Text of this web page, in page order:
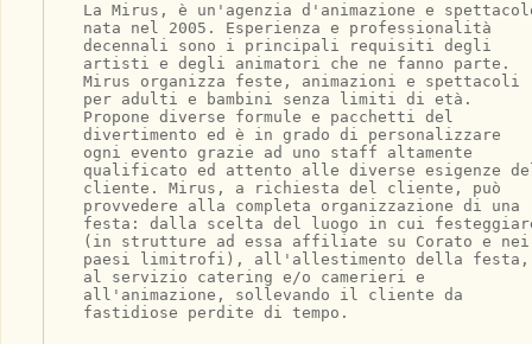
La Mirus, è un'agenzia d'animazione e
nata nel 2005. Esperienza e professionalità
decennali sono i principali requisiti degli
artisti e degli animatori che ne fanno parte.
Mirus organizza feste, animazioni e spettacoli
per adulti e bambini senza limiti di età.
Propone diverse formule e pacchetti del
divertimento ed è in grado di personalizzare
ogni evento grazie ad uno staff altamente
qualificato ed attento alle diverse esigenze
cliente. Mirus, a richiesta del cliente, può
provvedere alla completa organizzazione di una
festa: dalla scelta del luogo in cui
(in strutture ad essa affiliate su Corato e
paesi limitrofi), all'allestimento della
al servizio catering e/o camerieri e
all'animazione, sollevando il cliente da
fastidiose perdite di tempo.